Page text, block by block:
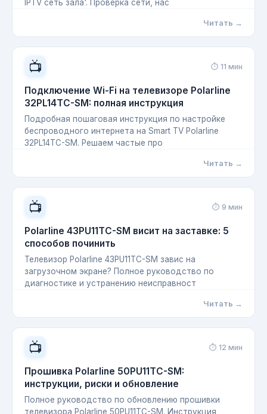
IPTV сеть зала'. Проверка сети, нас
Читать →
📺 ⏱ 11 мин
Подключение Wi-Fi на телевизоре Polarline
32PL14TC-SM: полная инструкция
Подробная пошаговая инструкция по настройке
беспроводного интернета на Smart TV Polarline
32PL14TC-SM. Решаем частые про
Читать →
📺 ⏱ 9 мин
Polarline 43PU11TC-SM висит на заставке: 5
способов починить
Телевизор Polarline 43PU11TC-SM завис на
загрузочном экране? Полное руководство по
диагностике и устранению неисправност
Читать →
📺 ⏱ 12 мин
Прошивка Polarline 50PU11TC-SM:
инструкции, риски и обновление
Полное руководство по обновлению прошивки
телевизора Polarline 50PU11TC-SM. Инструкция,